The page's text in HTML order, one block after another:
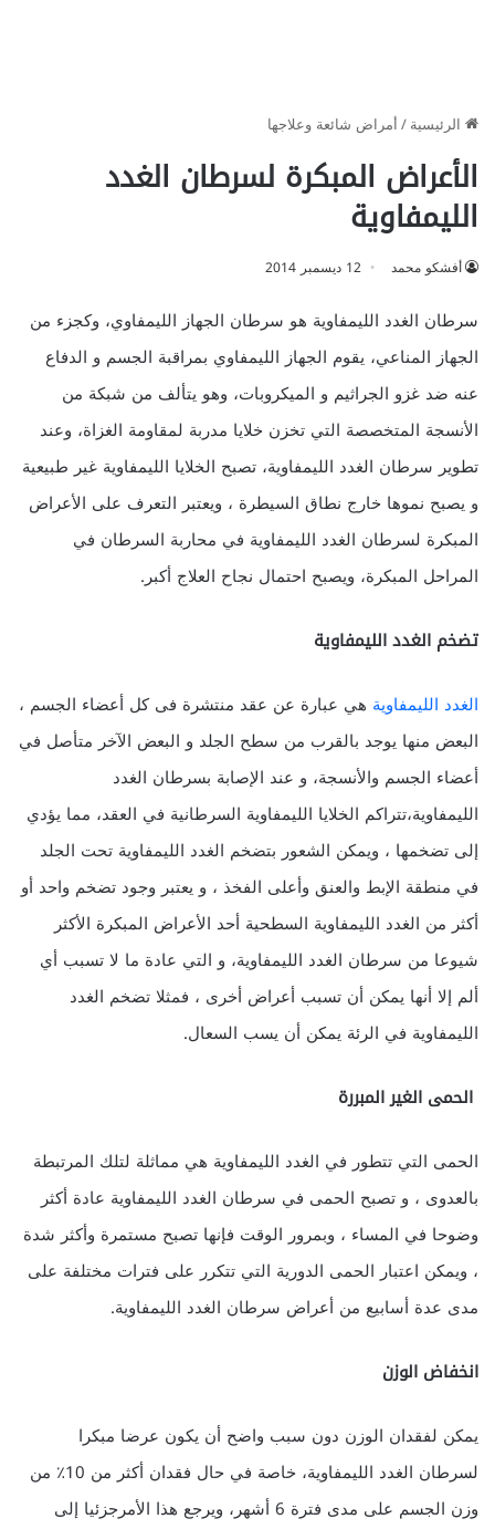
الرئيسية/أمراض شائعة وعلاجها
الأعراض المبكرة لسرطان الغدد
الليمفاوية
أفشكو محمد 12 ديسمبر 2014
سرطان الغدد الليمفاوية هو سرطان الجهاز الليمفاوي، وكجزء من
الجهاز المناعي، يقوم الجهاز الليمفاوي بمراقبة الجسم و الدفاع
عنه ضد غزو الجراثيم و الميكروبات، وهو يتألف من شبكة من
الأنسجة المتخصصة التي تخزن خلايا مدربة لمقاومة الغزاة، وعند
تطوير سرطان الغدد الليمفاوية، تصبح الخلايا الليمفاوية غير طبيعية
و يصبح نموها خارج نطاق السيطرة ، ويعتبر التعرف على الأعراض
المبكرة لسرطان الغدد الليمفاوية في محاربة السرطان في
المراحل المبكرة، ويصبح احتمال نجاح العلاج أكبر.
تضخم الغدد الليمفاوية
الغدد الليمفاوية هي عبارة عن عقد منتشرة فى كل أعضاء الجسم ،
البعض منها يوجد بالقرب من سطح الجلد و البعض الآخر متأصل في
أعضاء الجسم والأنسجة، و عند الإصابة بسرطان الغدد
الليمفاوية،تتراكم الخلايا الليمفاوية السرطانية في العقد، مما يؤدي
إلى تضخمها ، ويمكن الشعور بتضخم الغدد الليمفاوية تحت الجلد
في منطقة الإبط والعنق وأعلى الفخذ ، و يعتبر وجود تضخم واحد أو
أكثر من الغدد الليمفاوية السطحية أحد الأعراض المبكرة الأكثر
شيوعا من سرطان الغدد الليمفاوية، و التي عادة ما لا تسبب أي
ألم إلا أنها يمكن أن تسبب أعراض أخرى ، فمثلا تضخم الغدد
الليمفاوية في الرئة يمكن أن يسب السعال.
الحمى الغير المبررة
الحمى التي تتطور في الغدد الليمفاوية هي مماثلة لتلك المرتبطة
بالعدوى ، و تصبح الحمى في سرطان الغدد الليمفاوية عادة أكثر
وضوحا في المساء ، وبمرور الوقت فإنها تصبح مستمرة وأكثر شدة
، ويمكن اعتبار الحمى الدورية التي تتكرر على فترات مختلفة على
مدى عدة أسابيع من أعراض سرطان الغدد الليمفاوية.
انخفاض الوزن
يمكن لفقدان الوزن دون سبب واضح أن يكون عرضا مبكرا
لسرطان الغدد الليمفاوية، خاصة في حال فقدان أكثر من 10٪ من
وزن الجسم على مدى فترة 6 أشهر، ويرجع هذا الأمرجزئيا إلى